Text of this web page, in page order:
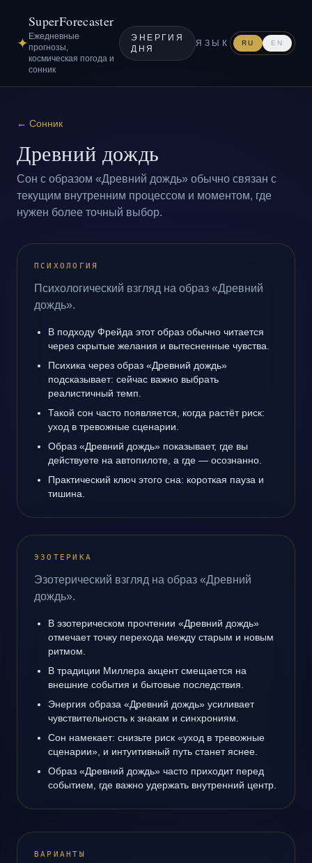
✦
SuperForecaster
Ежедневные
прогнозы,
космическая погода и
сонник
ЭНЕРГИЯ
ДНЯ
ЯЗЫК RU EN
← Сонник
Древний дождь
Сон с образом «Древний дождь» обычно связан с
текущим внутренним процессом и моментом, где
нужен более точный выбор.
ПСИХОЛОГИЯ
Психологический взгляд на образ «Древний
дождь».
В подходу Фрейда этот образ обычно читается
через скрытые желания и вытесненные чувства.
Психика через образ «Древний дождь»
подсказывает: сейчас важно выбрать
реалистичный темп.
Такой сон часто появляется, когда растёт риск:
уход в тревожные сценарии.
Образ «Древний дождь» показывает, где вы
действуете на автопилоте, а где — осознанно.
Практический ключ этого сна: короткая пауза и
тишина.
ЭЗОТЕРИКА
Эзотерический взгляд на образ «Древний
дождь».
В эзотерическом прочтении «Древний дождь»
отмечает точку перехода между старым и новым
ритмом.
В традиции Миллера акцент смещается на
внешние события и бытовые последствия.
Энергия образа «Древний дождь» усиливает
чувствительность к знакам и синхрониям.
Сон намекает: снизьте риск «уход в тревожные
сценарии», и интуитивный путь станет яснее.
Образ «Древний дождь» часто приходит перед
событием, где важно удержать внутренний центр.
ВАРИАНТЫ